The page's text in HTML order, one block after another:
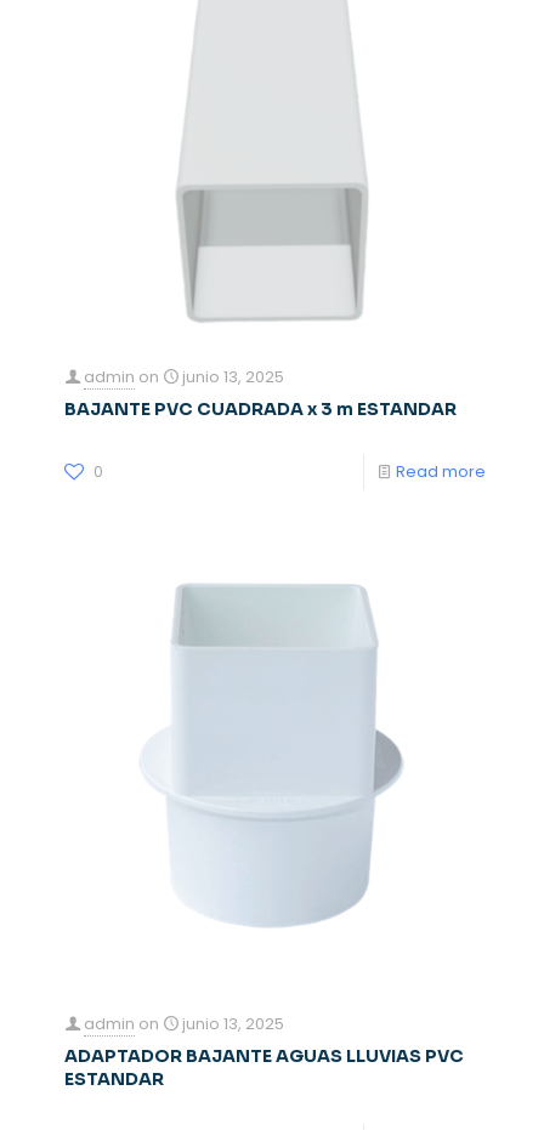
admin on junio 13, 2025
BAJANTE PVC CUADRADA x 3 m ESTANDAR
0 Read more
admin on junio 13, 2025
ADAPTADOR BAJANTE AGUAS LLUVIAS PVC
ESTANDAR